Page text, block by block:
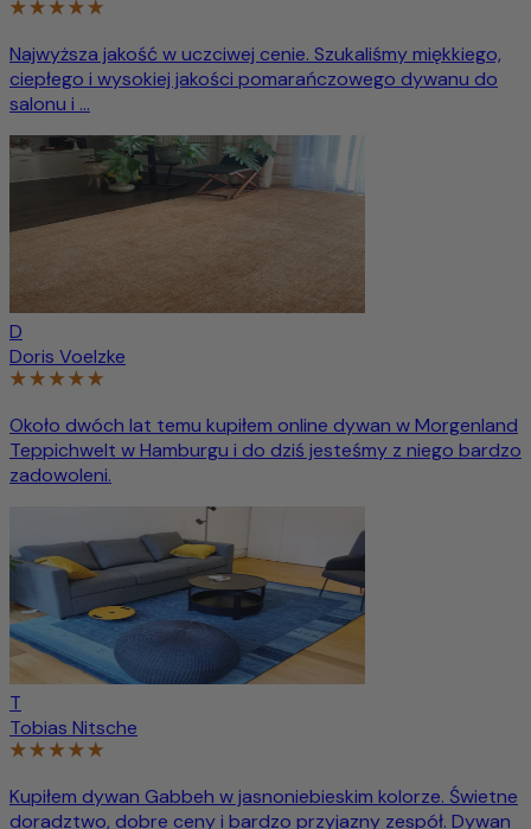
Najwyższa jakość w uczciwej cenie. Szukaliśmy miękkiego,
ciepłego i wysokiej jakości pomarańczowego dywanu do
salonu i ...
D
Doris Voelzke
Około dwóch lat temu kupiłem online dywan w Morgenland
Teppichwelt w Hamburgu i do dziś jesteśmy z niego bardzo
zadowoleni.
T
Tobias Nitsche
Kupiłem dywan Gabbeh w jasnoniebieskim kolorze. Świetne
doradztwo, dobre ceny i bardzo przyjazny zespół. Dywan